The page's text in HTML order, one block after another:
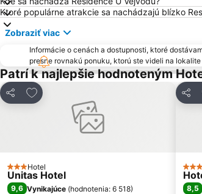
Ktoré populárne atrakcie sa nachádzajú blízko
Zobraziť viac
Informácie o cenách a dostupnosti, ktoré
presne rovnakú ponuku, ktorú ste videli na
Patrí k najlepšie hodnoteným
Zdieľať
Pridať do obľúbených
3 Počet hviezdičiek
Hotel
Unitas Hotel
9,6 Vynikajúce (hodnotenia: 6 518)
4
8,5